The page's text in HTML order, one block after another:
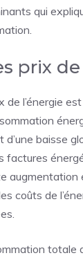
qui
prix de
de l’énergie
d’une baisse
factures
coûts de
totale